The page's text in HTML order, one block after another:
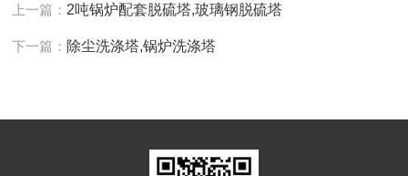
上一篇： 2吨锅炉配套脱硫塔,玻璃钢脱硫塔
下一篇： 除尘洗涤塔,锅炉洗涤塔